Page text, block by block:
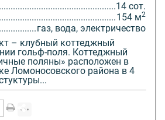
14 сот.
154 м2
газ, вода, электричество
– клубный коттеджный
гольф-поля. Коттеджный
поляны» расположен в
Ломоносовского района в 4